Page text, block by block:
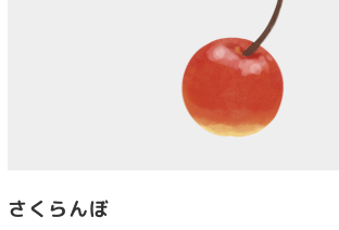
さくらんぼ